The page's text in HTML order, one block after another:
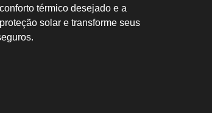
térmico desejado e a
solar e transforme seus